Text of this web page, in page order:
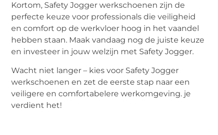
Kortom, Safety Jogger werkschoenen zijn de
perfecte keuze voor professionals die veiligheid
en comfort op de werkvloer hoog in het vaandel
hebben staan. Maak vandaag nog de juiste keuze
en investeer in jouw welzijn met Safety Jogger.
Wacht niet langer – kies voor Safety Jogger
werkschoenen en zet de eerste stap naar een
veiligere en comfortabelere werkomgeving. je
verdient het!